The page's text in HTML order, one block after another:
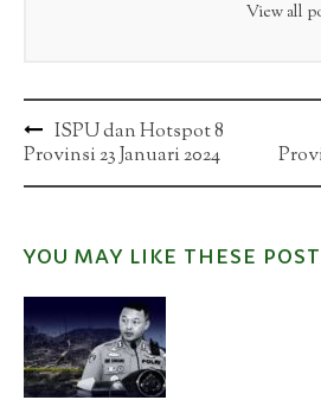
View all
Post
navigation
ISPU dan Hotspot 8
Provinsi 23 Januari 2024
YOU MAY LIKE THESE